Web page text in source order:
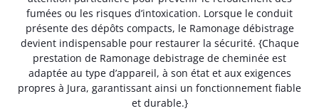
fumées ou les risques d’intoxication. Lorsque le conduit
présente des dépôts compacts, le Ramonage débistrage
devient indispensable pour restaurer la sécurité. {Chaque
prestation de Ramonage debistrage de cheminée est
adaptée au type d’appareil, à son état et aux exigences
propres à Jura, garantissant ainsi un fonctionnement fiable
et durable.}